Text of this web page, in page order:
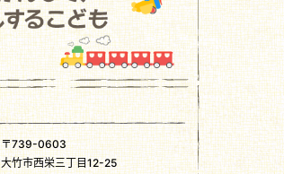
〒739-0603
大竹市西栄三丁目12-25